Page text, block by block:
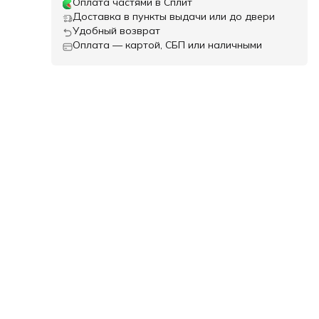
Доставка в пункты выдачи или до двери
Удобный возврат
Оплата — картой, СБП или наличными